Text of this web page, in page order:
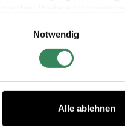
Impressum
Datenschutz
Notwendig
Alle ablehnen
2 Stück